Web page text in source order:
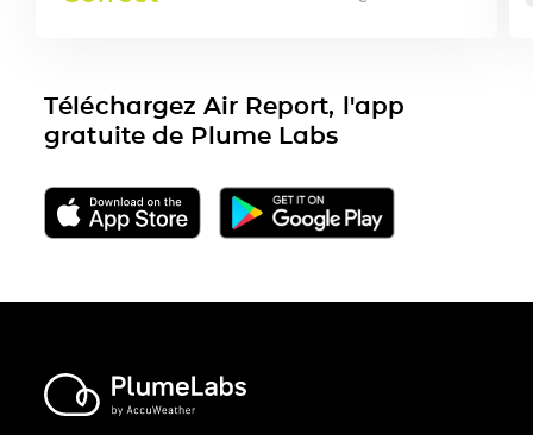
Téléchargez Air Report, l'app
gratuite de Plume Labs